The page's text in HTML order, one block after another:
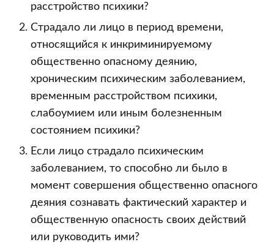
расстройство психики?
Страдало ли лицо в период времени,
относящийся к инкриминируемому
общественно опасному деянию,
хроническим психическим заболеванием,
временным расстройством психики,
слабоумием или иным болезненным
состоянием психики?
Если лицо страдало психическим
заболеванием, то способно ли было в
момент совершения общественно опасного
деяния сознавать фактический характер и
общественную опасность своих действий
или руководить ими?